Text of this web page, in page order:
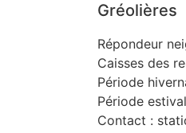
Gréolières
Répondeur
Caisses des
Période
Période
Contact :